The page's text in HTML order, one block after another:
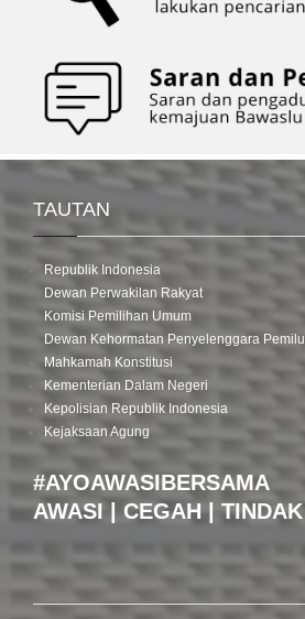
TAUTAN
Republik Indonesia
Dewan Perwakilan Rakyat
Komisi Pemilihan Umum
Dewan Kehormatan Penyelenggara Pemilu
Mahkamah Konstitusi
Kementerian Dalam Negeri
Kepolisian Republik Indonesia
Kejaksaan Agung
#AYOAWASIBERSAMA
AWASI | CEGAH | TINDAK